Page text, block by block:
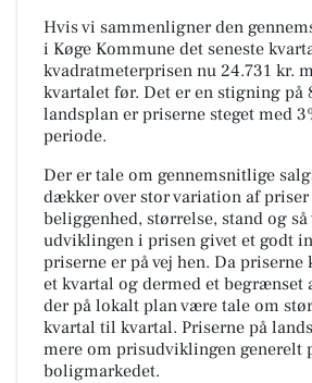
Hvis vi sammenligner den
i Køge Kommune det seneste
kvadratmeterprisen nu 24.731 kr.
kvartalet før. Det er en stigning på
landsplan er priserne steget med
periode.
Der er tale om gennemsnitlige
dækker over stor variation af
beliggenhed, størrelse, stand og så
udviklingen i prisen givet et godt
priserne er på vej hen. Da
et kvartal og dermed et begrænset
der på lokalt plan være tale om
kvartal til kvartal. Priserne på
mere om prisudviklingen generelt
boligmarkedet.